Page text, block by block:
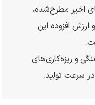
اخیر مطرح‌شده،
افزوده این
و ریزه‌کاری‌های
سرعت تولید.